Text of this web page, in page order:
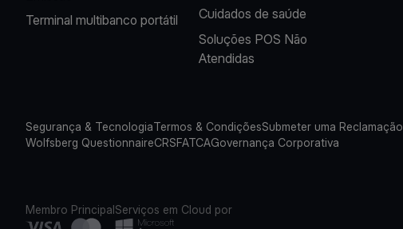
Terminal multibanco portátil
Cuidados de saúde
Soluções POS Não
Atendidas
Segurança & TecnologiaTermos & CondiçõesSubmeter uma Reclamação
Wolfsberg QuestionnaireCRSFATCAGovernança Corporativa
Membro PrincipalServiços em Cloud por